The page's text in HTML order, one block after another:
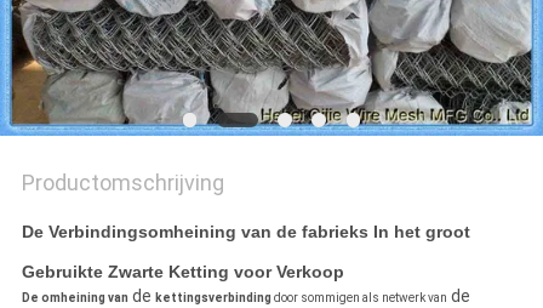
Productomschrijving
De Verbindingsomheining van de fabrieks In het groot
Gebruikte Zwarte Ketting voor Verkoop
De omheining van de kettingsverbinding door sommigen als netwerk van de